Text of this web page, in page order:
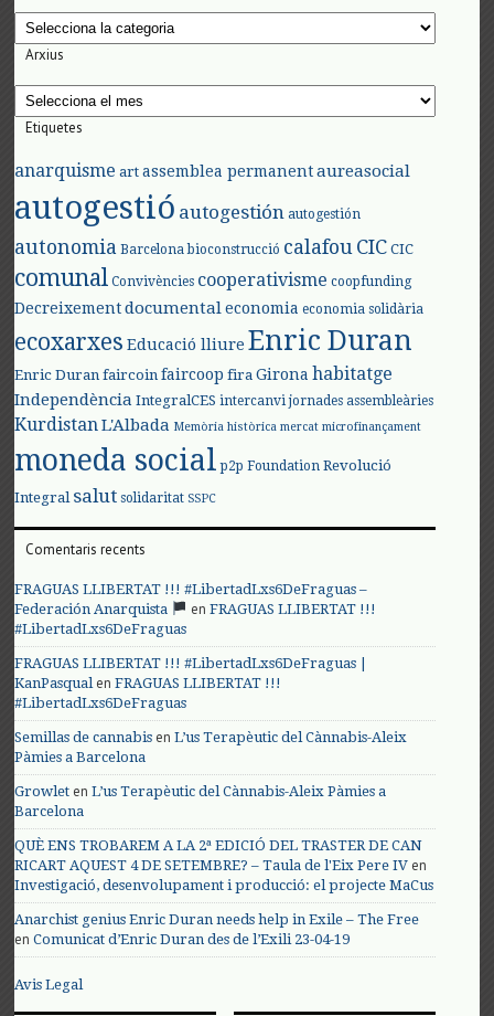
Categories
Arxius
Arxius
Etiquetes
anarquisme art assemblea permanent aureasocial
autogestió autogestión autogestión
autonomia Barcelona bioconstrucció calafou CIC CIC
comunal Convivències cooperativisme coopfunding
Decreixement documental economia economia solidària
ecoxarxes Educació lliure Enric Duran
Enric Duran faircoin faircoop fira Girona habitatge
Independència IntegralCES intercanvi jornades assembleàries
KurdistanL'Albada Memòria històrica mercat microfinançament
moneda social p2p Foundation Revolució
Integral salut solidaritat SSPC
Comentaris recents
FRAGUAS LLIBERTAT !!! #LibertadLxs6DeFraguas –
Federación Anarquista
enFRAGUAS LLIBERTAT !!!
#LibertadLxs6DeFraguas
FRAGUAS LLIBERTAT !!! #LibertadLxs6DeFraguas |
KanPasqualenFRAGUAS LLIBERTAT !!!
#LibertadLxs6DeFraguas
Semillas de cannabis enL’us Terapèutic del Cànnabis-Aleix
Pàmies a Barcelona
Growlet enL’us Terapèutic del Cànnabis-Aleix Pàmies a
Barcelona
QUÈ ENS TROBAREM A LA 2ª EDICIÓ DEL TRASTER DE CAN
RICART AQUEST 4 DE SETEMBRE? – Taula de l'Eix Pere IV en
Investigació, desenvolupament i producció: el projecte MaCus
Anarchist genius Enric Duran needs help in Exile – The Free
enComunicat d’Enric Duran des de l’Exili 23-04-19
Avis Legal